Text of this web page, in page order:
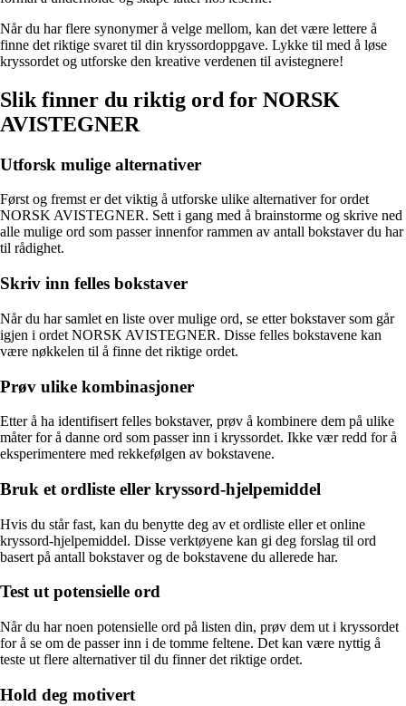
Når du har flere synonymer å velge mellom, kan det være lettere å
finne det riktige svaret til din kryssordoppgave. Lykke til med å løse
kryssordet og utforske den kreative verdenen til avistegnere!
Slik finner du riktig ord for NORSK
AVISTEGNER
Utforsk mulige alternativer
Først og fremst er det viktig å utforske ulike alternativer for ordet
NORSK AVISTEGNER. Sett i gang med å brainstorme og skrive ned
alle mulige ord som passer innenfor rammen av antall bokstaver du har
til rådighet.
Skriv inn felles bokstaver
Når du har samlet en liste over mulige ord, se etter bokstaver som går
igjen i ordet NORSK AVISTEGNER. Disse felles bokstavene kan
være nøkkelen til å finne det riktige ordet.
Prøv ulike kombinasjoner
Etter å ha identifisert felles bokstaver, prøv å kombinere dem på ulike
måter for å danne ord som passer inn i kryssordet. Ikke vær redd for å
eksperimentere med rekkefølgen av bokstavene.
Bruk et ordliste eller kryssord-hjelpemiddel
Hvis du står fast, kan du benytte deg av et ordliste eller et online
kryssord-hjelpemiddel. Disse verktøyene kan gi deg forslag til ord
basert på antall bokstaver og de bokstavene du allerede har.
Test ut potensielle ord
Når du har noen potensielle ord på listen din, prøv dem ut i kryssordet
for å se om de passer inn i de tomme feltene. Det kan være nyttig å
teste ut flere alternativer til du finner det riktige ordet.
Hold deg motivert